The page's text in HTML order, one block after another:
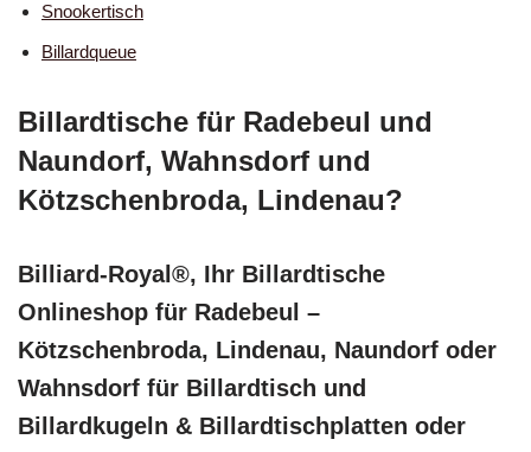
Snookertisch
Billardqueue
Billardtische für Radebeul und
Naundorf, Wahnsdorf und
Kötzschenbroda, Lindenau?
Billiard-Royal®, Ihr Billardtische
Onlineshop für Radebeul –
Kötzschenbroda, Lindenau, Naundorf oder
Wahnsdorf für Billardtisch und
Billardkugeln & Billardtischplatten oder